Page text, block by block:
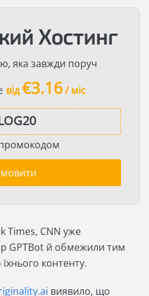
Хостинг
яка завжди поруч
від€3.16/ міс
Times, CNN уже
GPTBot й обмежили тим
контенту.
виявило, що